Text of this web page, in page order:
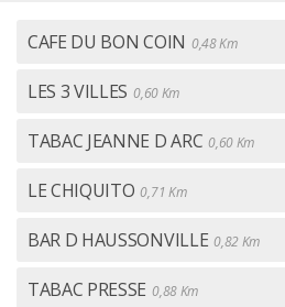
CAFE DU BON COIN 0,48 Km
LES 3 VILLES 0,60 Km
TABAC JEANNE D ARC 0,60 Km
LE CHIQUITO 0,71 Km
BAR D HAUSSONVILLE 0,82 Km
TABAC PRESSE 0,88 Km